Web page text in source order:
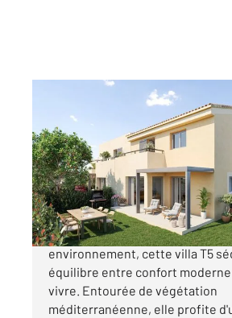
BORMES LES MIMOSAS 83
104 m
Ref : 1817
Maison à vendre
571 000 €
Au sein d'un domaine
environnement, cette villa T5
équilibre entre confort
vivre. Entourée de végétation
méditerranéenne, elle profite